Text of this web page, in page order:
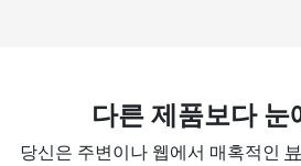
다른 제품보다 눈
당신은 주변이나 웹에서 매혹적인